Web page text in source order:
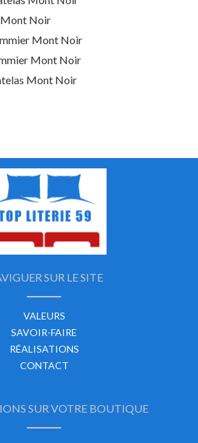
Noir
Mont Noir
Mont Noir
Mont Noir
SUR LE SITE
VALEURS
SAVOIR-FAIRE
RÉALISATIONS
CONTACT
SUR VOTRE BOUTIQUE